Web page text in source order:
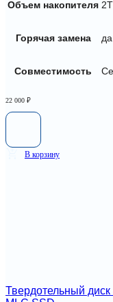
Объем накопителя
Горячая замена да
Совместимость
22 000 ₽
В корзину
Твердотельный